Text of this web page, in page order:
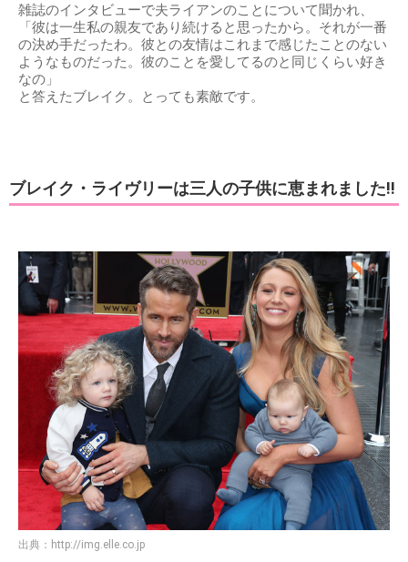
雑誌のインタビューで夫ライアンのことについて聞かれ、
「彼は一生私の親友であり続けると思ったから。それが一番
の決め手だったわ。彼との友情はこれまで感じたことのない
ようなものだった。彼のことを愛してるのと同じくらい好き
なの」
と答えたブレイク。とっても素敵です。
ブレイク・ライヴリーは三人の子供に恵まれました!!
出典： http://img.elle.co.jp